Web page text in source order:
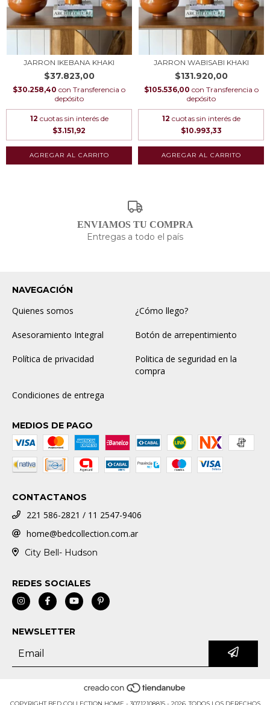
JARRON IKEBANA KHAKI
$37.823,00
$30.258,40 con Transferencia o
depósito
12 cuotas sin interés de
$3.151,92
JARRON WABISABI KHAKI
$131.920,00
$105.536,00 con Transferencia o
depósito
12 cuotas sin interés de
$10.993,33
ENVIAMOS TU COMPRA
Entregas a todo el país
NAVEGACIÓN
Quienes somos ¿Cómo llego?
Asesoramiento Integral Botón de arrepentimiento
Política de privacidad
Politica de seguridad en la
compra
Condiciones de entrega
MEDIOS DE PAGO
CONTACTANOS
221 586-2821 / 11 2547-9406
home@bedcollection.com.ar
City Bell- Hudson
REDES SOCIALES
NEWSLETTER